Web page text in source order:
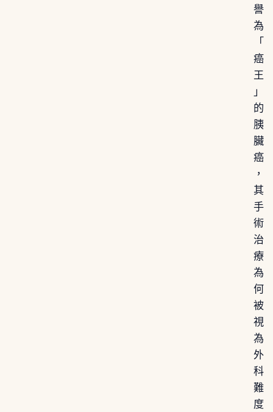
譽
為
「
癌
王
」
的
胰
臟
癌
，
其
手
術
治
療
為
何
被
視
為
外
科
難
度